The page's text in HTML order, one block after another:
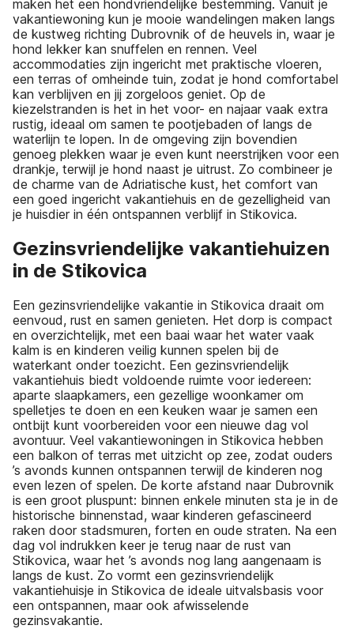
maken het een hondvriendelijke bestemming. Vanuit je
vakantiewoning kun je mooie wandelingen maken langs
de kustweg richting Dubrovnik of de heuvels in, waar je
hond lekker kan snuffelen en rennen. Veel
accommodaties zijn ingericht met praktische vloeren,
een terras of omheinde tuin, zodat je hond comfortabel
kan verblijven en jij zorgeloos geniet. Op de
kiezelstranden is het in het voor- en najaar vaak extra
rustig, ideaal om samen te pootjebaden of langs de
waterlijn te lopen. In de omgeving zijn bovendien
genoeg plekken waar je even kunt neerstrijken voor een
drankje, terwijl je hond naast je uitrust. Zo combineer je
de charme van de Adriatische kust, het comfort van
een goed ingericht vakantiehuis en de gezelligheid van
je huisdier in één ontspannen verblijf in Stikovica.
Gezinsvriendelijke vakantiehuizen
in de Stikovica
Een gezinsvriendelijke vakantie in Stikovica draait om
eenvoud, rust en samen genieten. Het dorp is compact
en overzichtelijk, met een baai waar het water vaak
kalm is en kinderen veilig kunnen spelen bij de
waterkant onder toezicht. Een gezinsvriendelijk
vakantiehuis biedt voldoende ruimte voor iedereen:
aparte slaapkamers, een gezellige woonkamer om
spelletjes te doen en een keuken waar je samen een
ontbijt kunt voorbereiden voor een nieuwe dag vol
avontuur. Veel vakantiewoningen in Stikovica hebben
een balkon of terras met uitzicht op zee, zodat ouders
’s avonds kunnen ontspannen terwijl de kinderen nog
even lezen of spelen. De korte afstand naar Dubrovnik
is een groot pluspunt: binnen enkele minuten sta je in de
historische binnenstad, waar kinderen gefascineerd
raken door stadsmuren, forten en oude straten. Na een
dag vol indrukken keer je terug naar de rust van
Stikovica, waar het ’s avonds nog lang aangenaam is
langs de kust. Zo vormt een gezinsvriendelijk
vakantiehuisje in Stikovica de ideale uitvalsbasis voor
een ontspannen, maar ook afwisselende
gezinsvakantie.